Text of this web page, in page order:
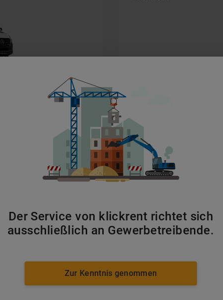
ab 99 €/Tag
ab 114 €/Tag
Der Service von klickrent richtet sich
ausschließlich an Gewerbetreibende.
Zur Kenntnis genommen